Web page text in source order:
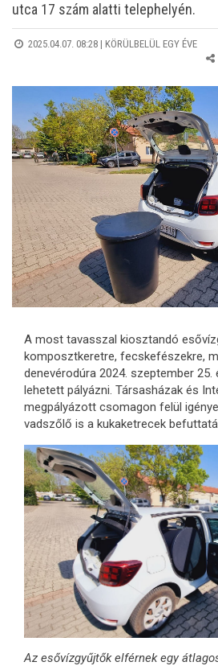
utca 17 szám alatti telephelyén.
2025.04.07. 08:28 | KÖRÜLBELÜL EGY ÉVE
A most tavasszal kiosztandó
komposztkeretre, fecskefészekre,
denevérodúra 2024. szeptember
lehetett pályázni. Társasházak és
megpályázott csomagon felül
vadszőlő is a kukaketrecek
Az esővízgyűjtők elférnek egy